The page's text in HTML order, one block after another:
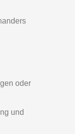
Ebersroith
im